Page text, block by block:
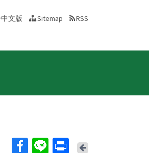
中文版 Sitemap RSS
Back